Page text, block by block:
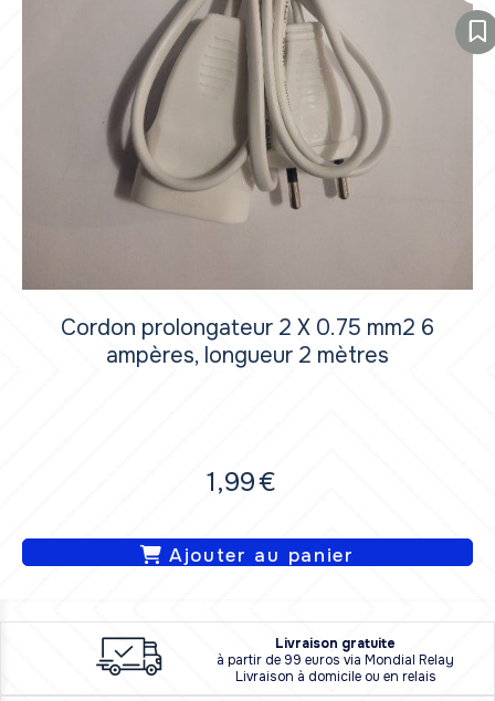
Cordon prolongateur 2 X 0.75 mm2 6
ampères, longueur 2 mètres
1,99€
Ajouter au panier
Livraison gratuite
à partir de 99 euros via Mondial Relay
Livraison à domicile ou en relais